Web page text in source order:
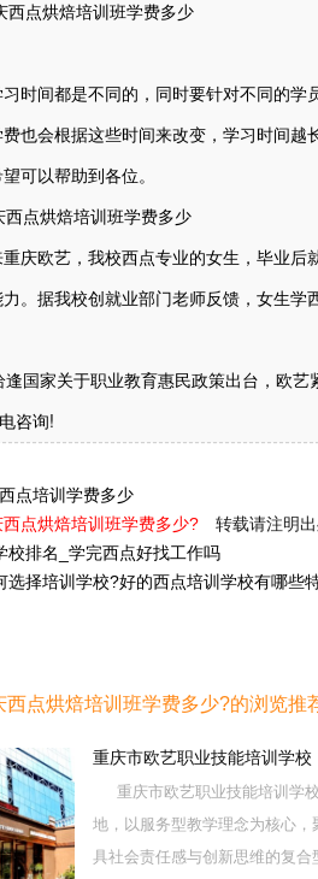
时间都是不同的，同时要针对不同的
也会根据这些时间来改变，学习时间
可以帮助到各位。
庆欧艺，我校西点专业的女生，毕业
。据我校创就业部门老师反馈，女生
国家关于职业教育惠民政策出台，欧
咨询!
点培训学费多少
西点烘焙培训班学费多少?
转载请注明
校排名_学完西点好找工作吗
选择培训学校?好的西点培训学校有哪些
西点烘焙培训班学费多少?的浏览推
重庆市欧艺职业技能培训学
重庆市欧艺职业技能培训学
地，以服务型教学理念为核心
具社会责任感与创新思维的复